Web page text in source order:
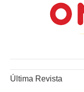
Última Revista